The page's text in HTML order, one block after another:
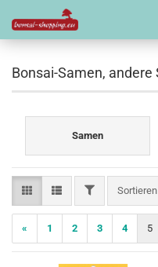
Bonsai-Samen,
Samen
FILTER
« 1 2 3 4 5